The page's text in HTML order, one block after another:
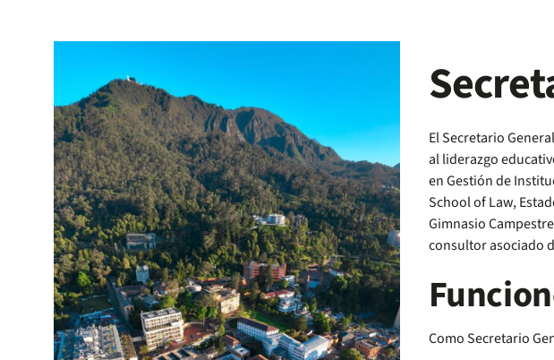
El Secretario
al liderazgo
en Gestión de
School of Law,
Gimnasio
consultor asociado
Como Secretario